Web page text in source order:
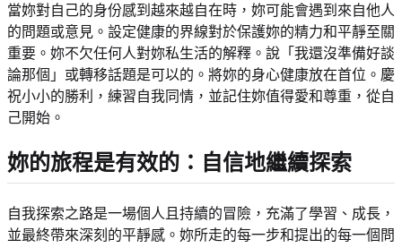
當妳對自己的身份感到越來越自在時，妳可能會遇到來自他人
的問題或意見。設定健康的界線對於保護妳的精力和平靜至關
重要。妳不欠任何人對妳私生活的解釋。說「我還沒準備好談
論那個」或轉移話題是可以的。將妳的身心健康放在首位。慶
祝小小的勝利，練習自我同情，並記住妳值得愛和尊重，從自
己開始。
妳的旅程是有效的：自信地繼續探索
自我探索之路是一場個人且持續的冒險，充滿了學習、成長，
並最終帶來深刻的平靜感。妳所走的每一步和提出的每一個問